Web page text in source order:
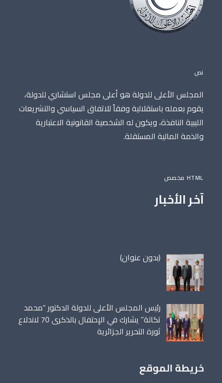
نص
المجلس الأعلى للدولة هو أعلى مجلس استشاري للدولة،
يقوم بعمله باستقلالية وفقاً للاتفاق السياسي والتشريعات
الليبية النافذة، ويكون له الشخصية القانونية الاعتبارية
والذمة المالية المستقلة.
HTML مخصص
آخر الأخبار
(بدون عنوان)مقالة
رئيس المجلس الأعلى للدولة الدكتور “محمد
تكالة” يشارك في الإحتفال بالذكرى 70 لاندلاع
ثورة التحرير الجزائرية
خريطة الموقع